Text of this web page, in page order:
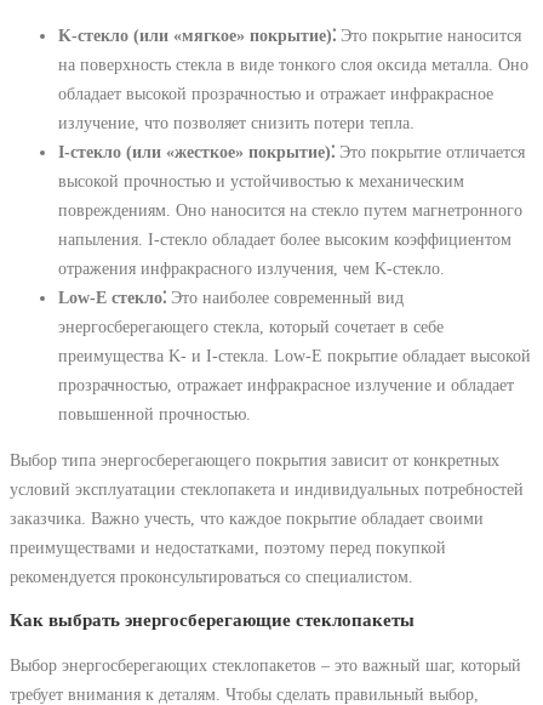
K-стекло (или «мягкое» покрытие)⁚ Это покрытие наносится
на поверхность стекла в виде тонкого слоя оксида металла. Оно
обладает высокой прозрачностью и отражает инфракрасное
излучение, что позволяет снизить потери тепла.
I-стекло (или «жесткое» покрытие)⁚ Это покрытие отличается
высокой прочностью и устойчивостью к механическим
повреждениям. Оно наносится на стекло путем магнетронного
напыления. I-стекло обладает более высоким коэффициентом
отражения инфракрасного излучения, чем K-стекло.
Low-E стекло⁚ Это наиболее современный вид
энергосберегающего стекла, который сочетает в себе
преимущества K- и I-стекла. Low-E покрытие обладает высокой
прозрачностью, отражает инфракрасное излучение и обладает
повышенной прочностью.
Выбор типа энергосберегающего покрытия зависит от конкретных
условий эксплуатации стеклопакета и индивидуальных потребностей
заказчика. Важно учесть, что каждое покрытие обладает своими
преимуществами и недостатками, поэтому перед покупкой
рекомендуется проконсультироваться со специалистом.
Как выбрать энергосберегающие стеклопакеты
Выбор энергосберегающих стеклопакетов – это важный шаг, который
требует внимания к деталям. Чтобы сделать правильный выбор,